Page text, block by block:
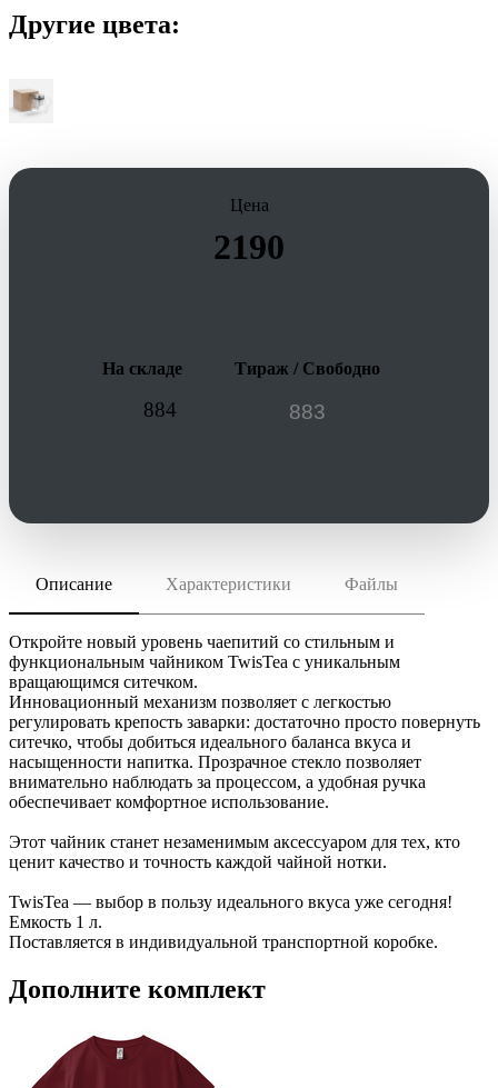
Другие цвета:
Цена
2190
На складе Тираж / Свободно
884
Описание
Откройте новый уровень чаепитий со стильным и
функциональным чайником TwisTea с уникальным
вращающимся ситечком.
Инновационный механизм позволяет с легкостью
регулировать крепость заварки: достаточно просто повернуть
ситечко, чтобы добиться идеального баланса вкуса и
насыщенности напитка. Прозрачное стекло позволяет
внимательно наблюдать за процессом, а удобная ручка
обеспечивает комфортное использование.
Этот чайник станет незаменимым аксессуаром для тех, кто
ценит качество и точность каждой чайной нотки.
TwisTea — выбор в пользу идеального вкуса уже сегодня!
Емкость 1 л.
Поставляется в индивидуальной транспортной коробке.
Характеристики
РАЗМЕР ТОВАРА
МАТЕРИАЛ
боросиликатное стекло; нержавеющая сталь; пластик
ТРАНСПОРТНАЯ УПАКОВКА
32.5x49.5x31.5 см
ИНДИВИДУАЛЬНАЯ УПАКОВКА
Транспортная коробка
ВИДЫ НАНЕСЕНИЯ
LM3 -Лазерная гравировка
LUV3 -UV лазерная гравировка
Файлы
скачать (pdf)
Инструкция по сохранению pdf из Corel Draw
Инструкция по сохранению pdf из Adobe Illustrator
Дополните комплект